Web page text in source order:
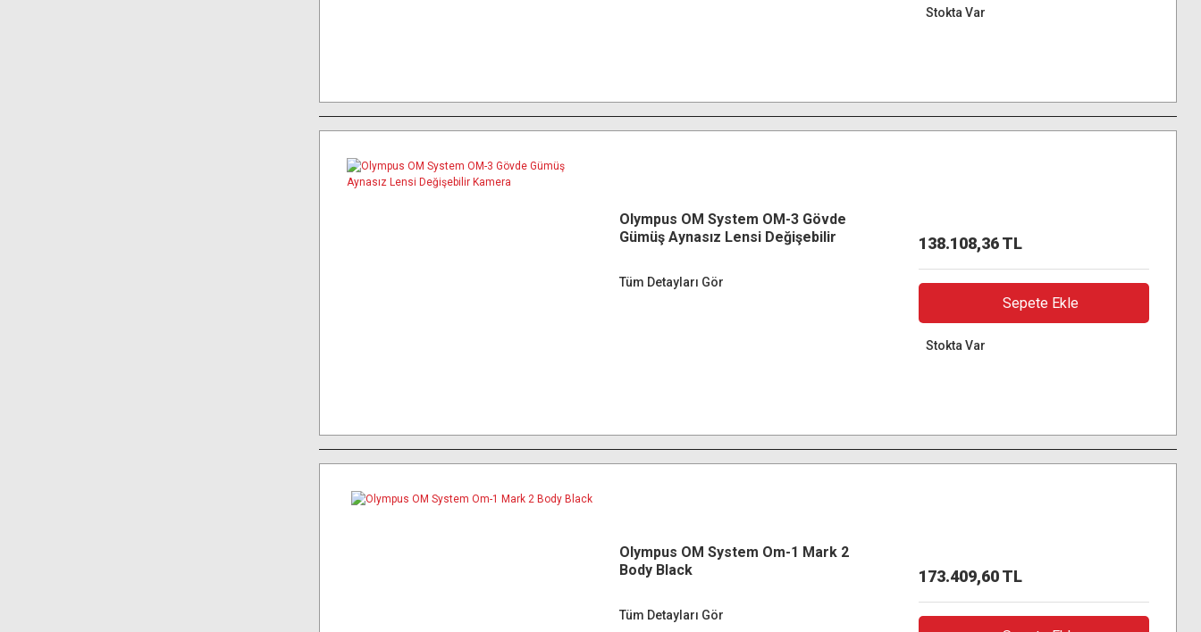
Stokta Var
Olympus OM System OM-3 Gövde
Gümüş Aynasız Lensi Değişebilir
Tüm Detayları Gör
138.108,36 TL
Sepete Ekle
Stokta Var
Olympus OM System Om-1 Mark 2
Body Black
Tüm Detayları Gör
173.409,60 TL